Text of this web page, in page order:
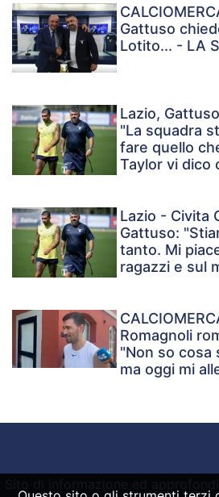
Gattuso
Lotito... - LA
Lazio,
"La squadra
fare quello
Taylor vi dico
Lazio - Civita
Gattuso:
tanto. Mi
ragazzi e sul
Romagnoli
"Non so cosa
ma oggi mi